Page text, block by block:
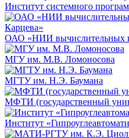
Институт системного
ОАО «НИИ вычислительных
МГУ им. М.В. Ломоносова
МГТУ им. Н.Э. Баумана
МФТИ (государственный
Институт